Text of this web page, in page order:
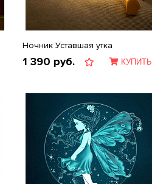
Ночник Уставшая утка
1 390 руб. КУПИТЬ